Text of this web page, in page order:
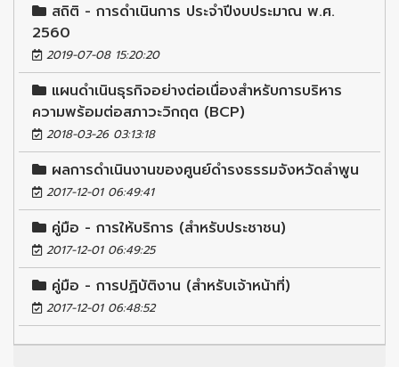
สถิติ - การดำเนินการ ประจำปีงบประมาณ พ.ศ.
2560
2019-07-08 15:20:20
แผนดำเนินธุรกิจอย่างต่อเนื่องสำหรับการบริหาร
ความพร้อมต่อสภาวะวิกฤต (BCP)
2018-03-26 03:13:18
ผลการดำเนินงานของศูนย์ดำรงธรรมจังหวัดลำพูน
2017-12-01 06:49:41
คู่มือ - การให้บริการ (สำหรับประชาชน)
2017-12-01 06:49:25
คู่มือ - การปฏิบัติงาน (สำหรับเจ้าหน้าที่)
2017-12-01 06:48:52